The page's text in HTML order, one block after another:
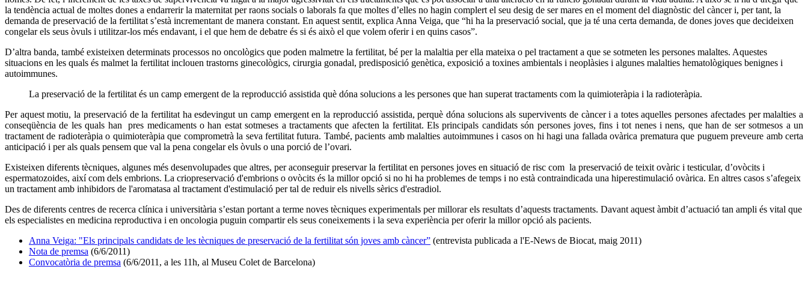
la tendència actual de moltes dones a endarrerir la maternitat per raons socials o laborals fa que moltes d’elles no hagin complert el seu desig de ser mares en el moment del diagnòstic del càncer i, per tant, la
demanda de preservació de la fertilitat s’està incrementant de manera constant. En aquest sentit, explica Anna Veiga, que “hi ha la preservació social, que ja té una certa demanda, de dones joves que decideixen
congelar els seus òvuls i utilitzar-los més endavant, i el que hem de debatre és si és això el que volem oferir i en quins casos”.
D’altra banda, també existeixen determinats processos no oncològics que poden malmetre la fertilitat, bé per la malaltia per ella mateixa o pel tractament a que se sotmeten les persones malaltes. Aquestes
situacions en les quals és malmet la fertilitat inclouen trastorns ginecològics, cirurgia gonadal, predisposició genètica, exposició a toxines ambientals i neoplàsies i algunes malalties hematològiques benignes i
autoimmunes.
La preservació de la fertilitat és un camp emergent de la reproducció assistida què dóna solucions a les persones que han superat tractaments com la quimioteràpia i la radioteràpia.
Per aquest motiu, la preservació de la fertilitat ha esdevingut un camp emergent en la reproducció assistida, perquè dóna solucions als supervivents de càncer i a totes aquelles persones afectades per malalties a
conseqüència de les quals han pres medicaments o han estat sotmeses a tractaments que afecten la fertilitat. Els principals candidats són persones joves, fins i tot nenes i nens, que han de ser sotmesos a un
tractament de radioteràpia o quimioteràpia que comprometrà la seva fertilitat futura. També, pacients amb malalties autoimmunes i casos on hi hagi una fallada ovàrica prematura que puguem preveure amb certa
anticipació i per als quals pensem que val la pena congelar els òvuls o una porció de l’ovari.
Existeixen diferents tècniques, algunes més desenvolupades que altres, per aconseguir preservar la fertilitat en persones joves en situació de risc com la preservació de teixit ovàric i testicular, d’ovòcits i
espermatozoides, així com dels embrions. La criopreservació d'embrions o ovòcits és la millor opció si no hi ha problemes de temps i no està contraindicada una hiperestimulació ovàrica. En altres casos s’afegeix
un tractament amb inhibidors de l'aromatasa al tractament d'estimulació per tal de reduir els nivells sèrics d'estradiol.
Des de diferents centres de recerca clínica i universitària s’estan portant a terme noves tècniques experimentals per millorar els resultats d’aquests tractaments. Davant aquest àmbit d’actuació tan ampli és vital que
els especialistes en medicina reproductiva i en oncologia puguin compartir els seus coneixements i la seva experiència per oferir la millor opció als pacients.
Anna Veiga: "Els principals candidats de les tècniques de preservació de la fertilitat són joves amb càncer” (entrevista publicada a l'E-News de Biocat, maig 2011)
Nota de premsa (6/6/2011)
Convocatòria de premsa (6/6/2011, a les 11h, al Museu Colet de Barcelona)